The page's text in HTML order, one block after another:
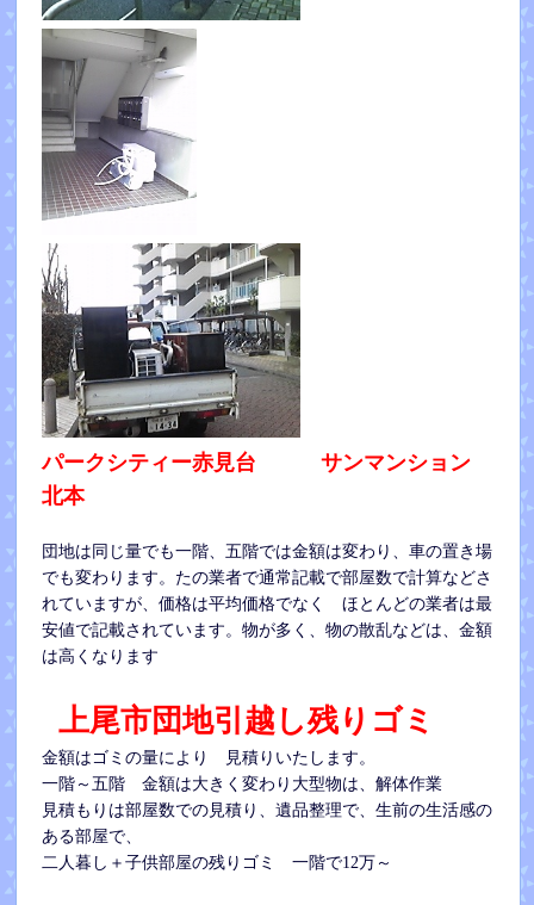
パークシティー赤見台 サンマンション
北本
団地は同じ量でも一階、五階では金額は変わり、車の置き場
でも変わります。たの業者で通常記載で部屋数で計算などさ
れていますが、価格は平均価格でなく ほとんどの業者は最
安値で記載されています。物が多く、物の散乱などは、金額
は高くなります
上尾市団地引越し残りゴミ
金額はゴミの量により 見積りいたします。
一階～五階 金額は大きく変わり大型物は、解体作業
見積もりは部屋数での見積り、遺品整理で、生前の生活感の
ある部屋で、
二人暮し＋子供部屋の残りゴミ 一階で12万～